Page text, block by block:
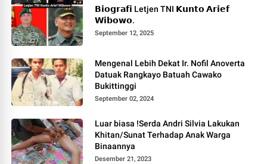
𝗕𝗶𝗼𝗴𝗿𝗮𝗳𝗶 Letjen TNI 𝗞𝘂𝗻𝘁𝗼 𝗔𝗿𝗶𝗲𝗳
𝗪𝗶𝗯𝗼𝘄𝗼.
September 12, 2025
Mengenal Lebih Dekat Ir. Nofil Anoverta
Datuak Rangkayo Batuah Cawako
Bukittinggi
September 02, 2024
Luar biasa !Serda Andri Silvia Lakukan
Khitan/Sunat Terhadap Anak Warga
Binaannya
Desember 21, 2023